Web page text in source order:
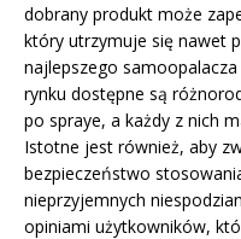
dobrany produkt może
który utrzymuje się nawet
najlepszego
rynku dostępne są
po spraye, a każdy z nich
Istotne jest również, aby
bezpieczeństwo
nieprzyjemnych
opiniami użytkowników,